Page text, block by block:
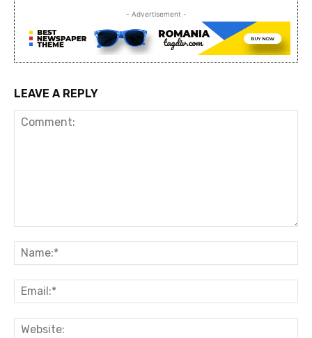
- Advertisement -
LEAVE A REPLY